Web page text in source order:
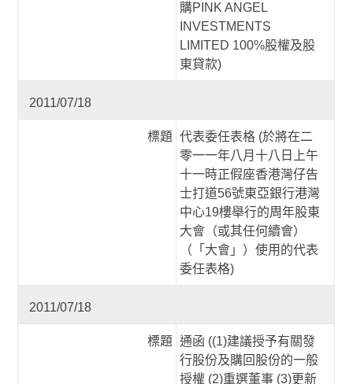
購PINK ANGEL
INVESTMENTS
LIMITED 100%股權及股
東貸款)
2011/07/18
標題
代表委任表格 (於將在二
零一一年八月十八日上午
十一時正假座香港灣仔告
士打道56號東亞銀行港灣
中心19樓舉行的周年股東
大會（或其任何續會）
（「大會」）使用的代表
委任表格)
2011/07/18
標題
通函 ((1)建議授予有關發
行股份及購回股份的一般
授權 (2)重選董事 (3)更新